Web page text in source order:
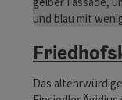
Das